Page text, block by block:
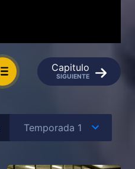
Capitulo
SIGUIENTE